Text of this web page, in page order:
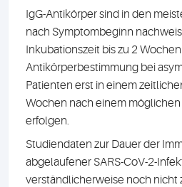
IgG-Antikörper sind in den
nach Symptombeginn
Inkubationszeit bis zu 2
Antikörperbestimmung bei
Patienten erst in einem
Wochen nach einem
erfolgen.
Studiendaten zur Dauer der
abgelaufener SARS-CoV-2-
verständlicherweise noch nicht